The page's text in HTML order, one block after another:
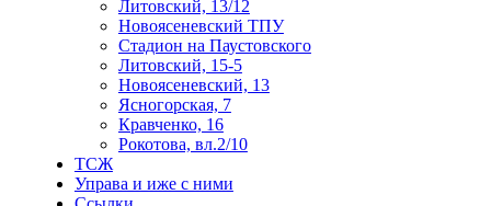
Литовский, 13/12
Новоясеневский ТПУ
Стадион на Паустовского
Литовский, 15-5
Новоясеневский, 13
Ясногорская, 7
Кравченко, 16
Рокотова, вл.2/10
ТСЖ
Управа и иже с ними